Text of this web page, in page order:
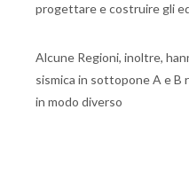
progettare e costruire gli
Alcune Regioni, inoltre,
sismica in sottopone A e B
in modo diverso